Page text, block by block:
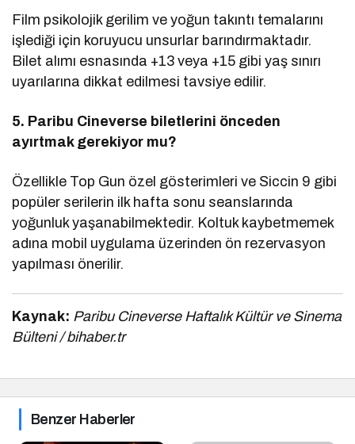
Film psikolojik gerilim ve yoğun takıntı temalarını
işlediği için koruyucu unsurlar barındırmaktadır.
Bilet alımı esnasında +13 veya +15 gibi yaş sınırı
uyarılarına dikkat edilmesi tavsiye edilir.
5. Paribu Cineverse biletlerini önceden
ayırtmak gerekiyor mu?
Özellikle Top Gun özel gösterimleri ve Siccin 9 gibi
popüler serilerin ilk hafta sonu seanslarında
yoğunluk yaşanabilmektedir. Koltuk kaybetmemek
adına mobil uygulama üzerinden ön rezervasyon
yapılması önerilir.
Kaynak: Paribu Cineverse Haftalık Kültür ve Sinema
Bülteni / bihaber.tr
Benzer Haberler